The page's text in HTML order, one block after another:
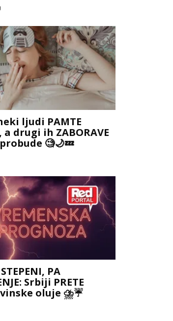
ljudi PAMTE
a drugi ih ZABORAVE
🧐🌙💤
PA
Srbiji PRETE
oluje ⛈️☔